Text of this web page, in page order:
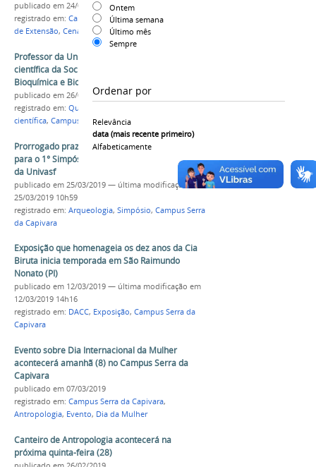
Ontem
Última semana
Último mês
Sempre
Ordenar por
Relevância
data (mais recente primeiro)
Alfabeticamente
publicado em 24/04/2019
registrado em: Campus Serra da Capivara
de Extensão, Cena na Serra
Professor da Univasf é premiado por revista
científica da Sociedade Americana de
Bioquímica e Biologia Molecular
publicado em 26/03/2019
registrado em: Química
científica, Campus Serra da Capivara
Prorrogado prazo para submissão de trabalhos
para o 1° Simpósio de Arqueologia e Patrimônio
da Univasf
publicado em 25/03/2019 — última modificaçãoem
25/03/2019 10h59
registrado em: Arqueologia, Simpósio, Campus Serra
da Capivara
Exposição que homenageia os dez anos da Cia
Biruta inicia temporada em São Raimundo
Nonato (PI)
publicado em 12/03/2019 — última modificação em
12/03/2019 14h16
registrado em: DACC, Exposição, Campus Serra da
Capivara
Evento sobre Dia Internacional da Mulher
acontecerá amanhã (8) no Campus Serra da
Capivara
publicado em 07/03/2019
registrado em: Campus Serra da Capivara,
Antropologia, Evento, Dia da Mulher
Canteiro de Antropologia acontecerá na
próxima quinta-feira (28)